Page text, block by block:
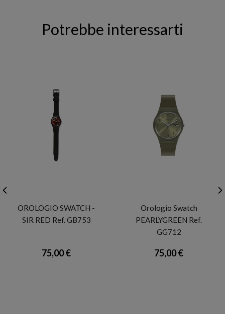
Potrebbe interessarti
OROLOGIO SWATCH -
SIR RED Ref. GB753
75,00 €
Orologio Swatch
PEARLYGREEN Ref.
GG712
75,00 €